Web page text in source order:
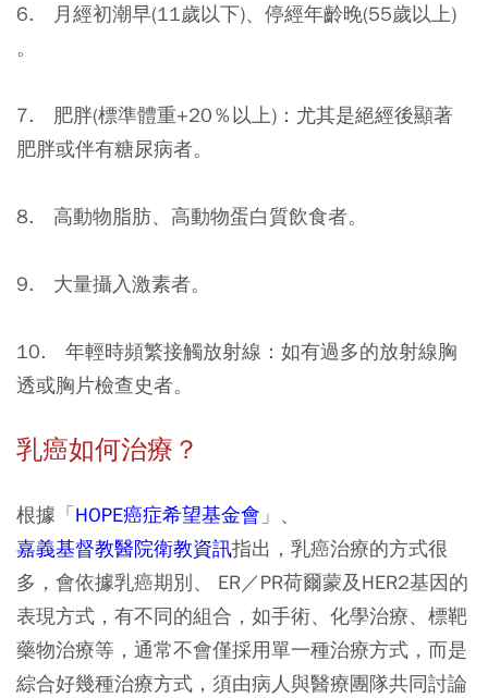
6. 月經初潮早(11歲以下)、停經年齡晚(55歲以上)
。
7. 肥胖(標準體重+20％以上)：尤其是絕經後顯著
肥胖或伴有糖尿病者。
8. 高動物脂肪、高動物蛋白質飲食者。
9. 大量攝入激素者。
10. 年輕時頻繁接觸放射線：如有過多的放射線胸
透或胸片檢查史者。
乳癌如何治療？
根據「HOPE癌症希望基金會 」、
嘉義基督教醫院衛教資訊指出，乳癌治療的方式很
多，會依據乳癌期別、 ER／PR荷爾蒙及HER2基因的
表現方式，有不同的組合，如手術、化學治療、標靶
藥物治療等，通常不會僅採用單一種治療方式，而是
綜合好幾種治療方式，須由病人與醫療團隊共同討論